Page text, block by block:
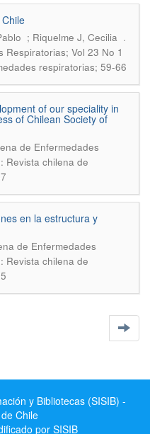
; Riquelme J, Cecilia .
Respiratorias; Vol 23 No 1
respiratorias; 59-66
of our speciality in
of Chilean Society of
de Enfermedades
Revista chilena de
en la estructura y
de Enfermedades
Revista chilena de
y Bibliotecas (SISIB) -
Chile
por SISIB